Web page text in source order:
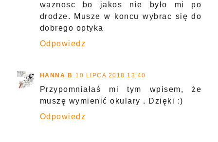
waznosc bo jakos nie było mi po
drodze. Musze w koncu wybrac się do
dobrego optyka
Odpowiedz
HANNA B 10 LIPCA 2018 13:40
Przypomniałaś mi tym wpisem, że
muszę wymienić okulary . Dzięki :)
Odpowiedz